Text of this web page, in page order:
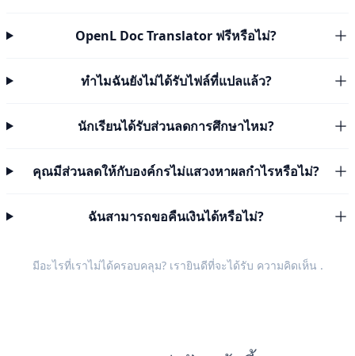
OpenL Doc Translator ฟรีหรือไม่?
ทำไมฉันยังไม่ได้รับไฟล์ที่แปลแล้ว?
นักเรียนได้รับส่วนลดการศึกษาไหม?
คุณมีส่วนลดให้กับองค์กรไม่แสวงหาผลกำไรหรือไม่?
ฉันสามารถขอคืนเงินได้หรือไม่?
มีอะไรที่เราไม่ได้ครอบคลุม? เรายินดีที่จะได้รับ ความคิดเห็น .